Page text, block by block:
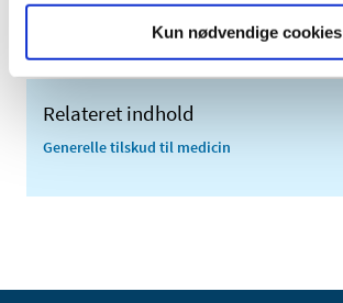
Kun nødvendige cookies
2006 (9)
Relateret indhold
Generelle tilskud til medicin